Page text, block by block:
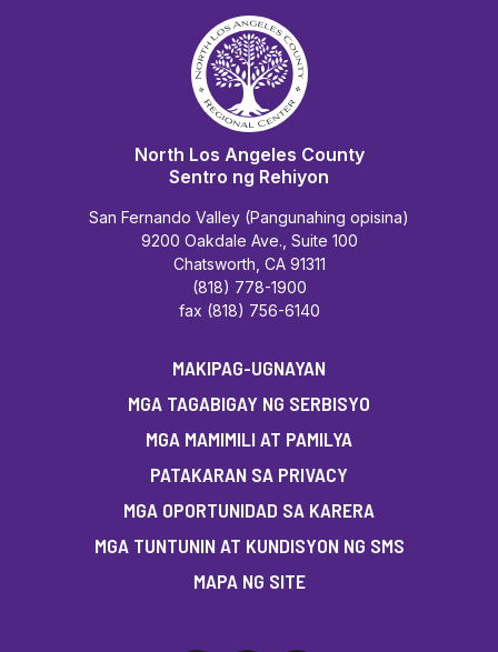
North Los Angeles County
Sentro ng Rehiyon
San Fernando Valley (Pangunahing opisina)
9200 Oakdale Ave., Suite 100
Chatsworth, CA 91311
(818) 778-1900
fax (818) 756-6140
MAKIPAG-UGNAYAN
MGA TAGABIGAY NG SERBISYO
MGA MAMIMILI AT PAMILYA
PATAKARAN SA PRIVACY
MGA OPORTUNIDAD SA KARERA
MGA TUNTUNIN AT KUNDISYON NG SMS
MAPA NG SITE